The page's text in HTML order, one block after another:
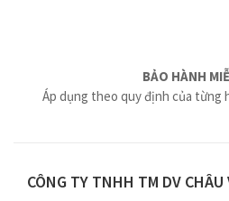
BẢO HÀNH
Áp dụng theo quy định của từng
CÔNG TY TNHH TM DV